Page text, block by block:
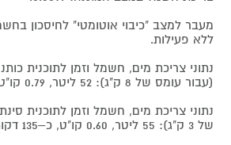
ללא פעילות.
(עבור עומס של 8 ק"ג): 52 ליטר, 0.79 קו"ט, כ–205 דקות.
של 3 ק"ג): 55 ליטר, 0.60 קו"ט, כ–135 דקות.